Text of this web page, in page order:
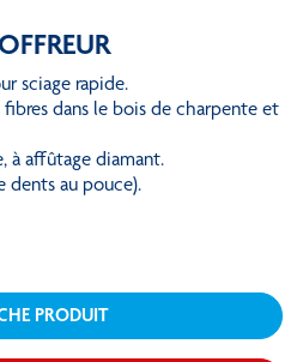
sciage rapide.
à affûtage diamant.
dents au pouce).
PRODUIT